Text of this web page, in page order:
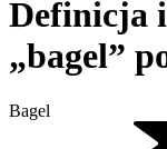
Definicja i
„bagel”
Bagel